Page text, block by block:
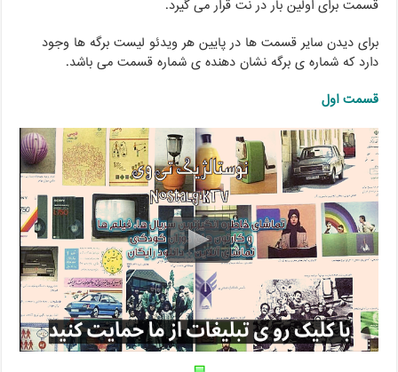
قسمت برای اولین بار در نت قرار می گیرد.
برای دیدن سایر قسمت ها در پایین هر ویدئو لیست برگه ها وجود
دارد که شماره ی برگه نشان دهنده ی شماره قسمت می باشد.
قسمت اول